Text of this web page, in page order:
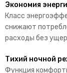
Экономия
Класс
снижают
расходы без
Тихий ночной
Функция